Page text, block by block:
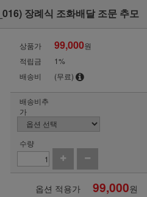
장례식 조화배달 조문 추모
상품가 99,000원
적립금
1%
배송비
(무료)
배송비추
가
수량
옵션 적용가 99,000원